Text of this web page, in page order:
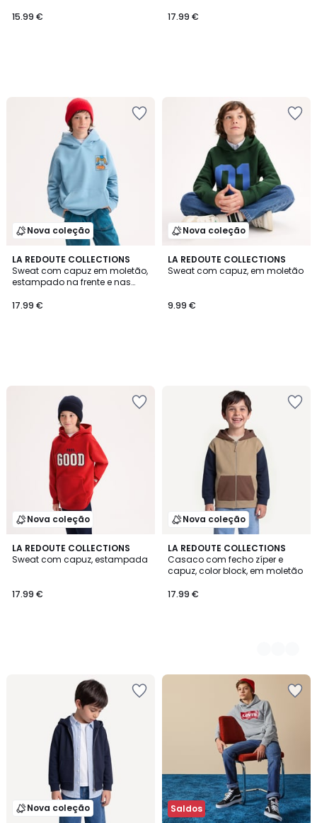
15.99 €
17.99 €
Nova coleção
LA REDOUTE COLLECTIONS
Sweat com capuz em moletão,
estampado na frente e nas
17.99 €
Nova coleção
LA REDOUTE COLLECTIONS
Sweat com capuz, em moletão
9.99 €
Nova coleção
LA REDOUTE COLLECTIONS
Sweat com capuz, estampada
17.99 €
Nova coleção
LA REDOUTE COLLECTIONS
Casaco com fecho zíper e
capuz, color block, em moletão
17.99 €
2
Cores
Nova coleção Saldos